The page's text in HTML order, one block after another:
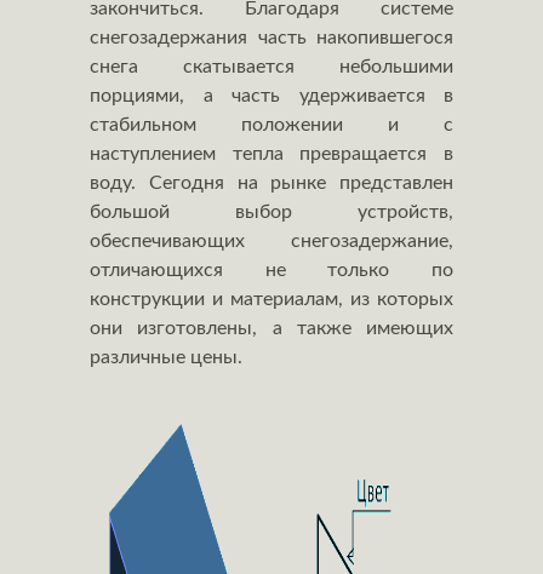
закончиться. Благодаря системе
снегозадержания часть накопившегося
снега скатывается небольшими
порциями, а часть удерживается в
стабильном положении и с
наступлением тепла превращается в
воду. Сегодня на рынке представлен
большой выбор устройств,
обеспечивающих снегозадержание,
отличающихся не только по
конструкции и материалам, из которых
они изготовлены, а также имеющих
различные цены.